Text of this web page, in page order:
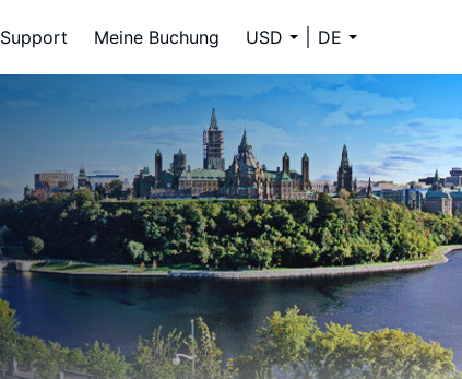
Support Meine Buchung USD DE